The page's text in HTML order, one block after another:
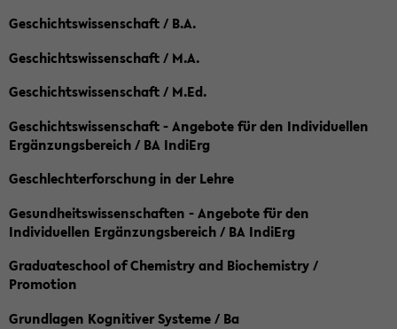
Geschichtswissenschaft / B.A.
Geschichtswissenschaft / M.A.
Geschichtswissenschaft / M.Ed.
Geschichtswissenschaft - Angebote für den Individuellen
Ergänzungsbereich / BA IndiErg
Geschlechterforschung in der Lehre
Gesundheitswissenschaften - Angebote für den
Individuellen Ergänzungsbereich / BA IndiErg
Graduateschool of Chemistry and Biochemistry /
Promotion
Grundlagen Kognitiver Systeme / Ba